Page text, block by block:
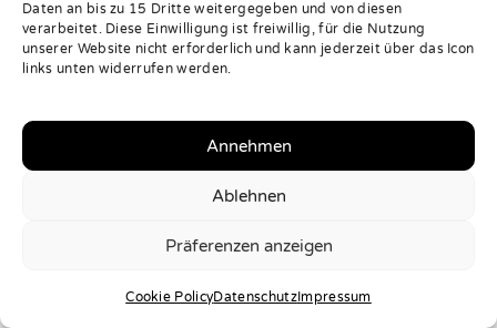
Daten an bis zu 15 Dritte weitergegeben und von diesen
verarbeitet. Diese Einwilligung ist freiwillig, für die Nutzung
unserer Website nicht erforderlich und kann jederzeit über das Icon
links unten widerrufen werden.
Annehmen
Ablehnen
Präferenzen anzeigen
Cookie PolicyDatenschutzImpressum